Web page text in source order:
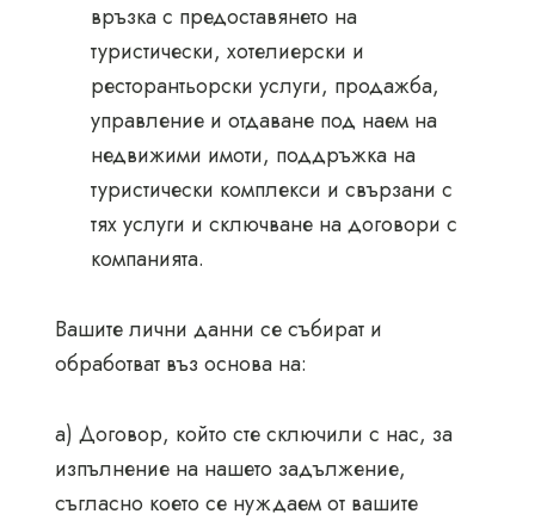
връзка с предоставянето на
туристически, хотелиерски и
ресторантьорски услуги, продажба,
управление и отдаване под наем на
недвижими имоти, поддръжка на
туристически комплекси и свързани с
тях услуги и сключване на договори с
компанията.
Вашите лични данни се събират и
обработват въз основа на:
а) Договор, който сте сключили с нас, за
изпълнение на нашето задължение,
съгласно което се нуждаем от вашите